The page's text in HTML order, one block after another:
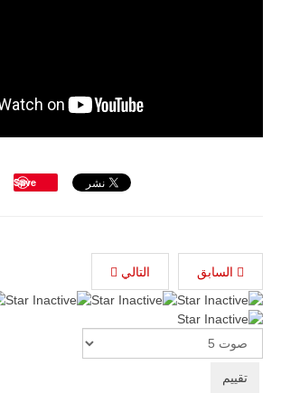
Save
السابق التالي
Rate